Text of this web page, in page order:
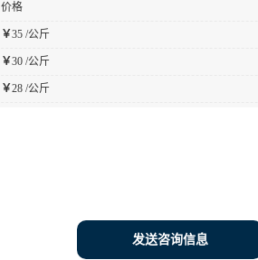
价格
￥35 /公斤
￥30 /公斤
￥28 /公斤
发送咨询信息